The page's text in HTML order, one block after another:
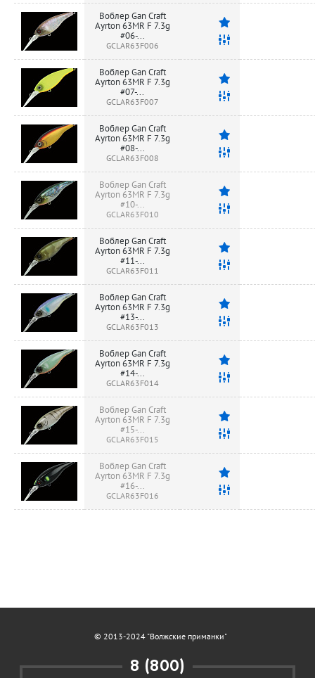
Воблер Gan Craft
Ayrton 63MR F 7.3g
#06-...
GCLAR63F006
Воблер Gan Craft
Ayrton 63MR F 7.3g
#07-...
GCLAR63F007
Воблер Gan Craft
Ayrton 63MR F 7.3g
#08-...
GCLAR63F008
Воблер Gan Craft
Ayrton 63MR F 7.3g
#10-...
GCLAR63F010
Воблер Gan Craft
Ayrton 63MR F 7.3g
#11-...
GCLAR63F011
Воблер Gan Craft
Ayrton 63MR F 7.3g
#13-...
GCLAR63F013
Воблер Gan Craft
Ayrton 63MR F 7.3g
#14-...
GCLAR63F014
Воблер Gan Craft
Ayrton 63MR F 7.3g
#15-...
GCLAR63F015
Воблер Gan Craft
Ayrton 63MR F 7.3g
#16-...
GCLAR63F016
© 2013-2024 "Волжские приманки"
8 (800)